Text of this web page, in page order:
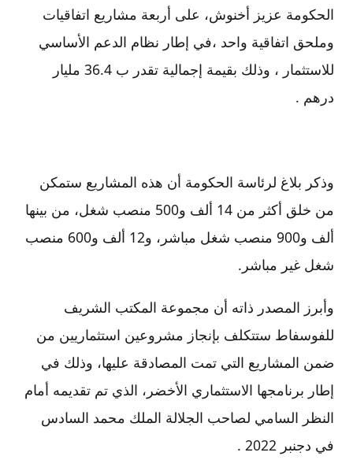
الحكومة عزيز أخنوش، على أربعة مشاريع اتفاقيات
وملحق اتفاقية واحد ،في إطار نظام الدعم الأساسي
للاستثمار ، وذلك بقيمة إجمالية تقدر ب 36.4 مليار
درهم .
وذكر بلاغ لرئاسة الحكومة أن هذه المشاريع ستمكن
من خلق أكثر من 14 ألف و500 منصب شغل، من بينها
ألف و900 منصب شغل مباشر، و12 ألف و600 منصب
شغل غير مباشر.
وأبرز المصدر ذاته أن مجموعة المكتب الشريف
للفوسفاط ستتكلف بإنجاز مشروعين استثماريين من
ضمن المشاريع التي تمت المصادقة عليها، وذلك في
إطار برنامجها الاستثماري الأخضر، الذي تم تقديمه أمام
النظر السامي لصاحب الجلالة الملك محمد السادس
في دجنبر 2022 .